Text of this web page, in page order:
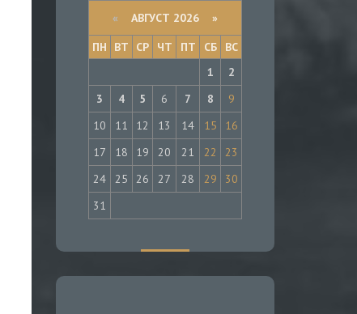
« АВГУСТ 2026 »
ПН
ВТ СР ЧТ ПТ СБ
ВС
1
2
3
4 5 6 7 8
9
10
11 12 13 14 15
16
17
18 19 20 21 22
23
24
25 26 27 28 29
30
31